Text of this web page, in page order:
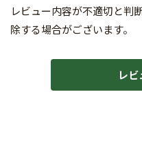
レビュー内容が不適切と判
除する場合がございます。
レビ